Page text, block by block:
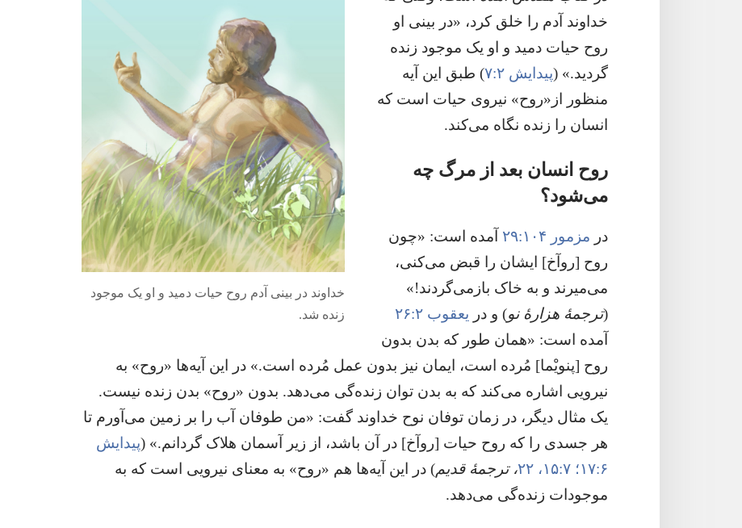
خداوند در بینی آدم روح حیات دمید و او یک موجود
زنده شد.‏
خداوند آدم را خلق کرد،‏ «در بینی او
روح حیات دمید و او یک موجود زنده
گردید.‏» (‏پیدایش ۲:‏۷
‏)‏ طبق این آیه
منظور از«روح» نیروی حیات است که
انسان را زنده نگاه می‌کند.‏
روح انسان بعد از مرگ چه
می‌شود؟‏
در مزمور ۱۰۴:‏۲۹
آمده است:‏ «چون
روح [روآخ] ایشان را قبض می‌کنی،‏
می‌میرند و به خاک بازمی‌گردند!‏»
(‏ترجمهٔ هزارهٔ نو‏)‏ و در یعقوب ۲:‏۲۶
آمده است:‏ «همان طور که بدن بدون
روح [پنویْما] مُرده است،‏ ایمان نیز بدون عمل مُرده است.‏» در این آیه‌ها «روح» به
نیرویی اشاره می‌کند که به بدن توان زنده‌گی می‌دهد.‏ بدون «روح» بدن زنده نیست.‏
یک مثال دیگر،‏ در زمان توفان نوح خداوند گفت:‏ «من طوفان آب را بر زمین می‌آورم تا
هر جسدی را که روح حیات [روآخ] در آن باشد،‏ از زیر آسمان هلاک گردانم.‏» (‏پیدایش
۶:‏۱۷؛‏
‏،‏ ترجمهٔ قدیم‏)‏ در این آیه‌ها هم «روح» به معنای نیرویی است که به
موجودات زنده‌گی می‌دهد.‏